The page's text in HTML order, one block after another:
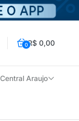
0R$ 0,00
Central Araujo